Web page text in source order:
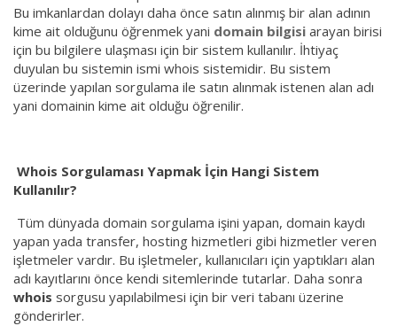
Bu imkanlardan dolayı daha önce satın alınmış bir alan adının
kime ait olduğunu öğrenmek yani domain bilgisi arayan birisi
için bu bilgilere ulaşması için bir sistem kullanılır. İhtiyaç
duyulan bu sistemin ismi whois sistemidir. Bu sistem
üzerinde yapılan sorgulama ile satın alınmak istenen alan adı
yani domainin kime ait olduğu öğrenilir.
Whois Sorgulaması Yapmak İçin Hangi Sistem
Kullanılır?
Tüm dünyada domain sorgulama işini yapan, domain kaydı
yapan yada transfer, hosting hizmetleri gibi hizmetler veren
işletmeler vardır. Bu işletmeler, kullanıcıları için yaptıkları alan
adı kayıtlarını önce kendi sitemlerinde tutarlar. Daha sonra
whois sorgusu yapılabilmesi için bir veri tabanı üzerine
gönderirler.